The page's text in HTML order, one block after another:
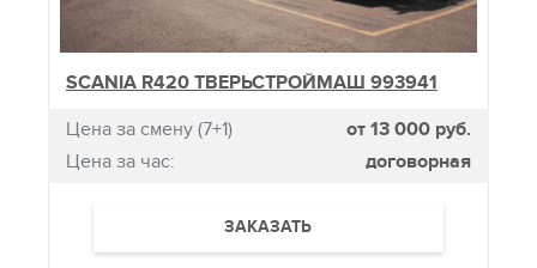
SCANIA R420 ТВЕРЬСТРОЙМАШ 993941
Цена за смену (7+1)
от 13 000 руб.
Цена за час:
договорная
ЗАКАЗАТЬ